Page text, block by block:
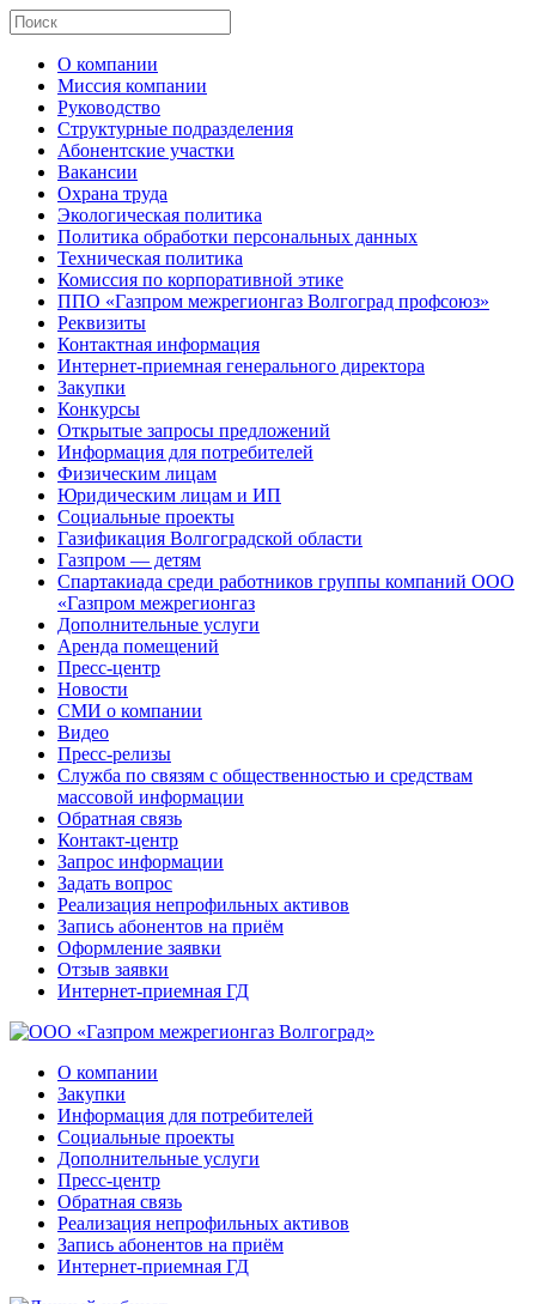
О компании
Миссия компании
Руководство
Структурные подразделения
Абонентские участки
Вакансии
Охрана труда
Экологическая политика
Политика обработки персональных данных
Техническая политика
Комиссия по корпоративной этике
ППО «Газпром межрегионгаз Волгоград профсоюз»
Реквизиты
Контактная информация
Интернет-приемная генерального директора
Закупки
Конкурсы
Открытые запросы предложений
Информация для потребителей
Физическим лицам
Юридическим лицам и ИП
Социальные проекты
Газификация Волгоградской области
Газпром — детям
Спартакиада среди работников группы компаний ООО
«Газпром межрегионгаз
Дополнительные услуги
Аренда помещений
Пресс-центр
Новости
СМИ о компании
Видео
Пресс-релизы
Служба по связям с общественностью и средствам
массовой информации
Обратная связь
Контакт-центр
Запрос информации
Задать вопрос
Реализация непрофильных активов
Запись абонентов на приём
Оформление заявки
Отзыв заявки
Интернет-приемная ГД
О компании
Закупки
Информация для потребителей
Социальные проекты
Дополнительные услуги
Пресс-центр
Обратная связь
Реализация непрофильных активов
Запись абонентов на приём
Интернет-приемная ГД